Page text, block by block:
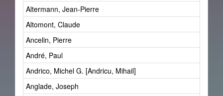
Altermann, Jean-Pierre
Altomont, Claude
Ancelin, Pierre
André, Paul
Andrico, Michel G. [Andricu, Mihail]
Anglade, Joseph